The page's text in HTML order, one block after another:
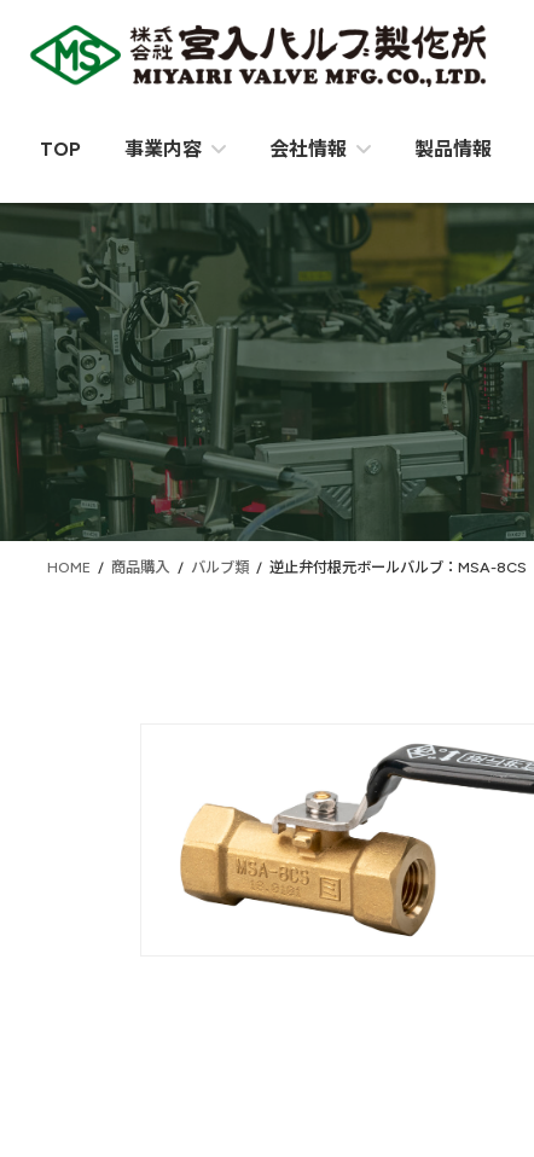
プ
動
TOP 事業内容 会社情報 製品情報
HOME 商品購入 バルブ類 逆止弁付根元ボールバルブ：MSA-8CS